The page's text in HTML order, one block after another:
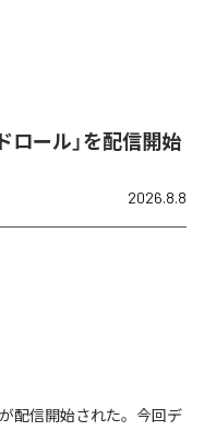
ロール」を配信開始
2026.8.8
配信開始された。今回デ